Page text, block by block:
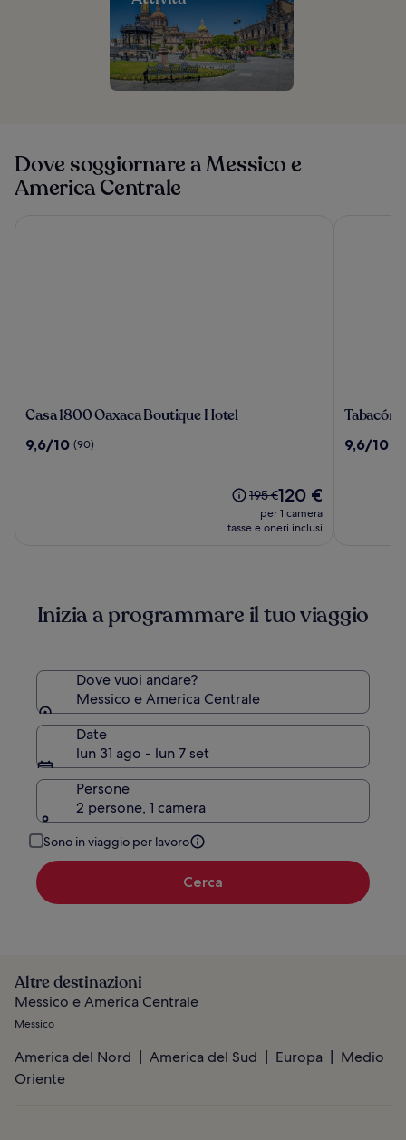
Dove soggiornare a Messico e
America Centrale
Casa
Oaxaca
Casa 1800 Oaxaca Boutique Hotel
9.6
9,6/10 (90)
Il
prezzo
era
sulla
tariffa
195 €Il
prezzo
attuale
120 €
per 1 camera
tasse e oneri inclusi
Tabacón
Resort
Tabacón
9.6
9,6/10
Inizia a programmare il tuo viaggio
Dove vuoi andare?
Messico e America Centrale
Date
lun 31 ago - lun 7 set
Persone
2 persone, 1 camera
Sono in viaggio per lavoro
Cerca
Altre destinazioni
Messico e America Centrale
Messico
America del Nord America del Sud Europa
Medio
Oriente